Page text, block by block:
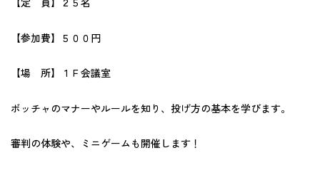
【参加費】５００円
【場 所】１Ｆ会議室
ボッチャのマナーやルールを知り、投げ方の基本を学びます。
審判の体験や、ミニゲームも開催します！